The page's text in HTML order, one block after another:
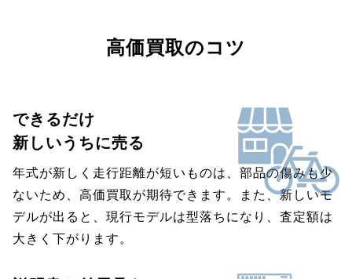
高価買取のコツ
できるだけ
新しいうちに売る
年式が新しく走行距離が短いものは、部品の傷みも少
ないため、高価買取が期待できます。また、新しいモ
デルが出ると、現行モデルは型落ちになり、査定額は
大きく下がります。